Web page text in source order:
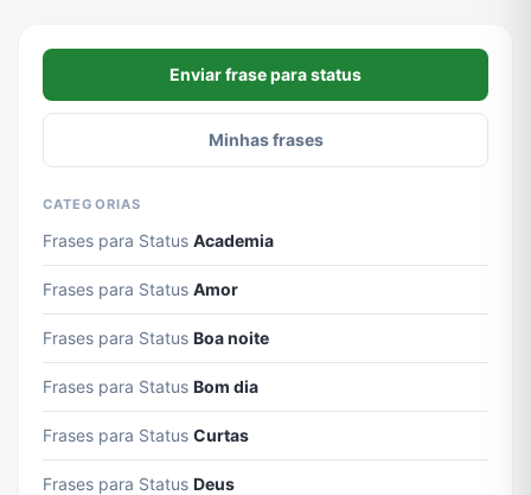
Enviar frase para status
Minhas frases
CATEGORIAS
Frases para Status Academia
Frases para Status Amor
Frases para Status Boa noite
Frases para Status Bom dia
Frases para Status Curtas
Frases para Status Deus